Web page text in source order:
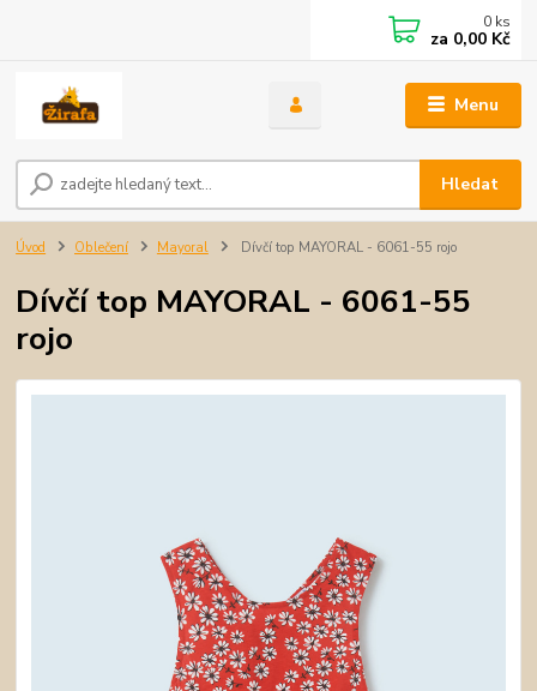
Menu
Hledat
0 ks
za 0,00 Kč
Úvod Oblečení Mayoral Dívčí top MAYORAL - 6061-55 rojo
Dívčí top MAYORAL - 6061-55
rojo